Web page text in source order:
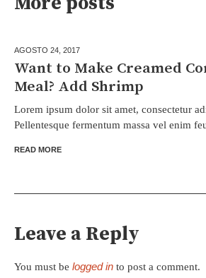
AGOSTO 24, 2017
Want to Make Creamed
Meal? Add Shrimp
Lorem ipsum dolor sit amet, consectetur
Pellentesque fermentum massa vel enim
READ MORE
Leave a Reply
You must be logged in to post a comment.